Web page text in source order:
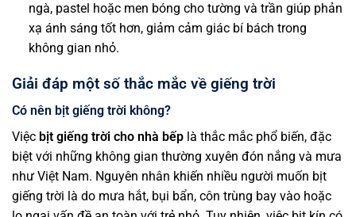
ngà, pastel hoặc men bóng cho tường và trần giúp phản
xạ ánh sáng tốt hơn, giảm cảm giác bí bách trong
không gian nhỏ.
Giải đáp một số thắc mắc về giếng trời
Có nên bịt giếng trời không?
Việc bịt giếng trời cho nhà bếp là thắc mắc phổ biến, đặc
biệt với những không gian thường xuyên đón nắng và mưa
như Việt Nam. Nguyên nhân khiến nhiều người muốn bịt
giếng trời là do mưa hắt, bụi bẩn, côn trùng bay vào hoặc